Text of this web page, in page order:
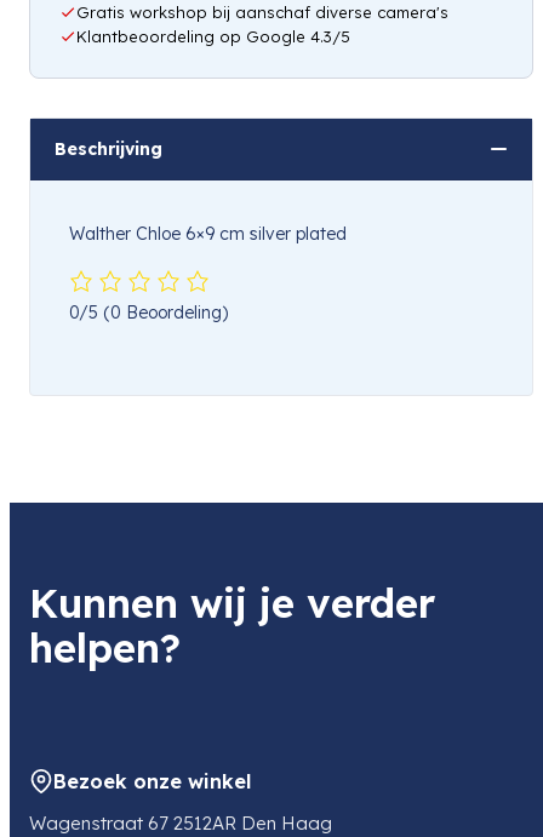
Gratis workshop bij aanschaf diverse camera's
Klantbeoordeling op Google 4.3/5
Beschrijving
Walther Chloe 6×9 cm silver plated
0/5 (0 Beoordeling)
Kunnen wij je verder
helpen?
Bezoek onze winkel
Wagenstraat 67 2512AR Den Haag